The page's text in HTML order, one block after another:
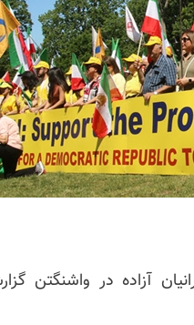
آزاده در واشنگتن